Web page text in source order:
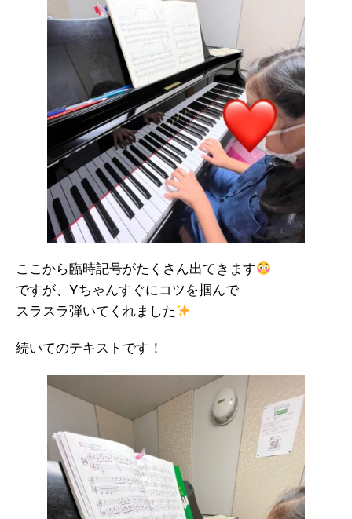
ここから臨時記号がたくさん出てきます
ですが、Yちゃんすぐにコツを掴んで
スラスラ弾いてくれました
続いてのテキストです！